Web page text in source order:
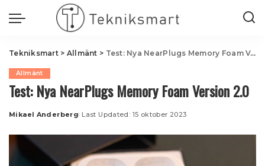
Tekniksmart> Allmänt > Test: Nya NearPlugs Memory Foam Version 2.0
Allmänt
Test: Nya NearPlugs Memory Foam Version 2.0
Posted
Mikael Anderberg Last Updated: 15 oktober 2023